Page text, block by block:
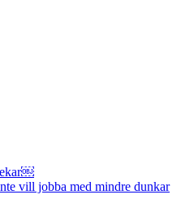
vill jobba med mindre dunkar